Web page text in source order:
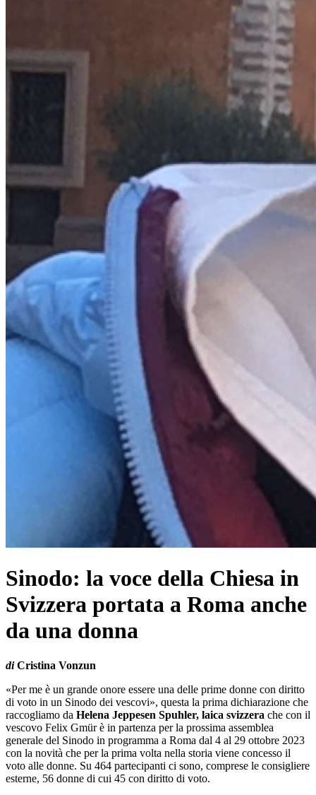
Sinodo: la voce della Chiesa in
Svizzera portata a Roma anche
da una donna
diCristina Vonzun
«Per me è un grande onore essere una delle prime donne con diritto
di voto in un Sinodo dei vescovi», questa la prima dichiarazione che
raccogliamo da Helena Jeppesen Spuhler, laica svizzera che con il
vescovo Felix Gmür è in partenza per la prossima assemblea
generale del Sinodo in programma a Roma dal 4 al 29 ottobre 2023
con la novità che per la prima volta nella storia viene concesso il
voto alle donne. Su 464 partecipanti ci sono, comprese le consigliere
esterne, 56 donne di cui 45 con diritto di voto.